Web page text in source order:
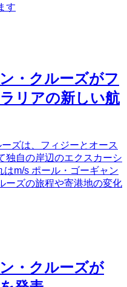
す
・クルーズがフ
リアの新しい航
ズは、フィジーとオース
独自の岸辺のエクスカーシ
はm/s ポール・ゴーギャン
ーズの旅程や寄港地の変化
・クルーズが